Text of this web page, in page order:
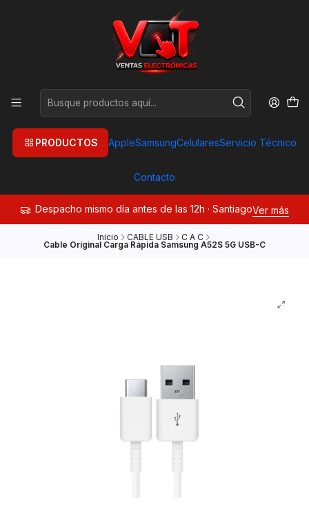
PRODUCTOS AppleSamsungCelularesServicio Técnico
Contacto
Despacho mismo día antes de las 12h · SantiagoVer más
Inicio CABLE USB C A C
Cable Original Carga Rápida Samsung A52S 5G USB-C